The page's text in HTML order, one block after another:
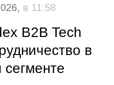
в 11:58
B2B Tech
в